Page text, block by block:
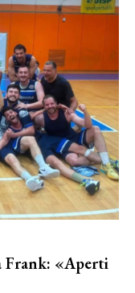
Frank: «Aperti